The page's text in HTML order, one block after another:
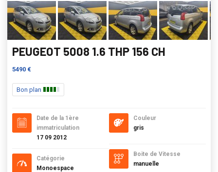
PEUGEOT 5008 1.6 THP 156 CH
5490 €
Bon plan
Date de la 1ère
immatriculation
17 09 2012
Catégorie
Monoespace
Couleur
gris
Boite de Vitesse
manuelle